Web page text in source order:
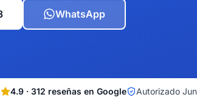
WhatsApp
4.9 · 312 reseñas en Google Autorizado